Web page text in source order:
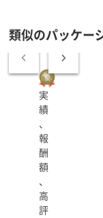
類似のパッケー
実
績
、
報
酬
額
、
高
評